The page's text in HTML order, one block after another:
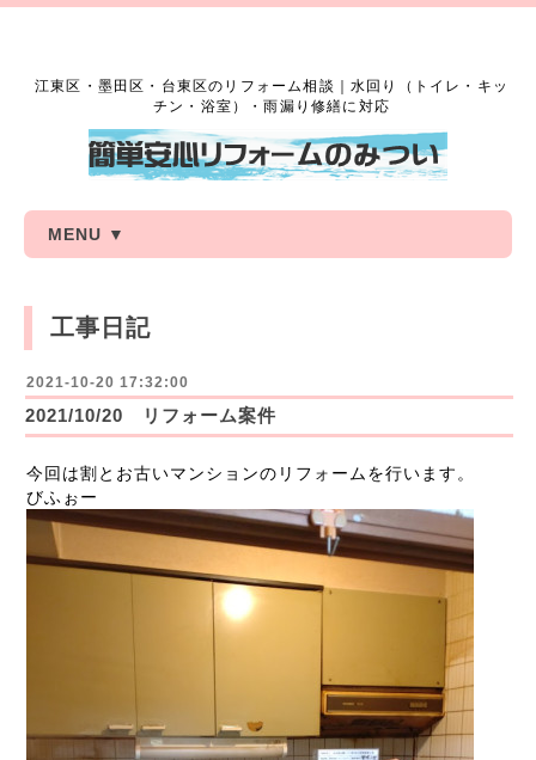
江東区・墨田区・台東区のリフォーム相談｜水回り（トイレ・キッ
チン・浴室）・雨漏り修繕に対応
MENU ▼
工事日記
2021-10-20 17:32:00
2021/10/20 リフォーム案件
今回は割とお古いマンションのリフォームを行います。
びふぉー